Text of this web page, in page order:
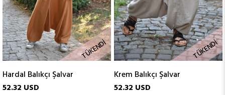
TÜKENDI
Hardal Balıkçı Şalvar
52.32 USD
TÜKENDI
Krem Balıkçı Şalvar
52.32 USD